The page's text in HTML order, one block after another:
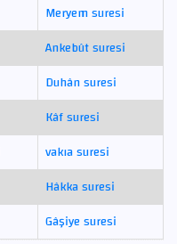
Meryem suresi
Ankebût suresi
Duhân suresi
Kâf suresi
vakıa suresi
Hâkka suresi
Gâşiye suresi